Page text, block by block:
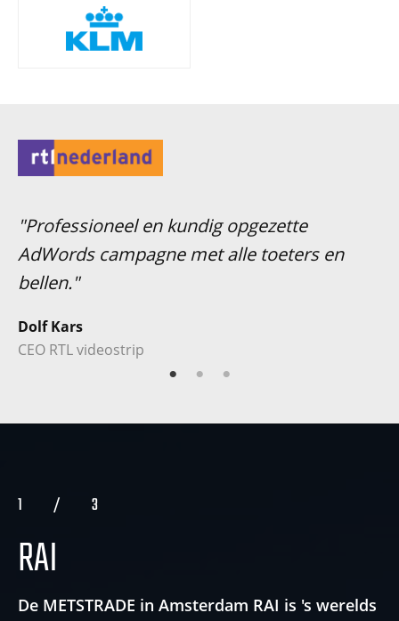
"Professioneel en kundig opgezette
AdWords campagne met alle toeters en
bellen."
Dolf Kars
CEO RTL videostrip
1 / 3
RAI
De METSTRADE in Amsterdam RAI is 's werelds